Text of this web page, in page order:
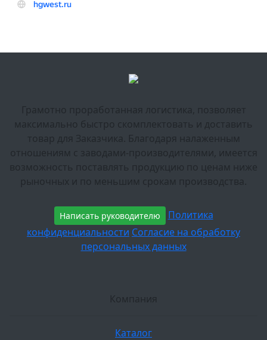
Грамотно проработанная логистика, позволяет
максимально быстро скомплектовать и доставить
товар для Заказчика. Благодаря налаженным
отношениям с заводами-производителями, имеется
возможность поставлять продукцию по ценам ниже
рыночных и по меньшим срокам производства.
Написать руководителю
Политика
конфиденциальности Согласие на обработку
персональных данных
Компания
Каталог